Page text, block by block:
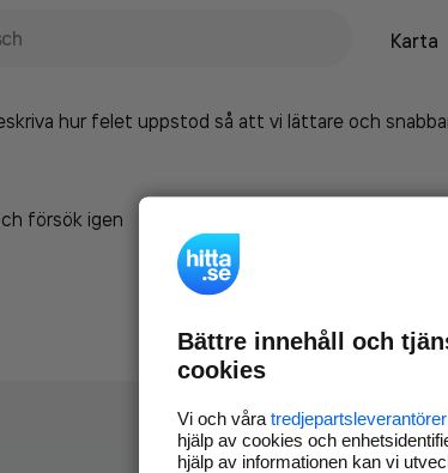
Karta
hur felet uppstod så att vi lättare och
försök igen
Bättre innehåll och
cookies
Vi och våra tredjepartsleverantörer
hjälp av cookies och
hjälp av informationen kan vi